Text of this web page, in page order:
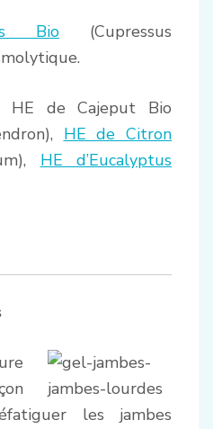
Bio (Cupressus
HE de Cajeput Bio
HE de Citron
HE d’Eucalyptus
les jambes